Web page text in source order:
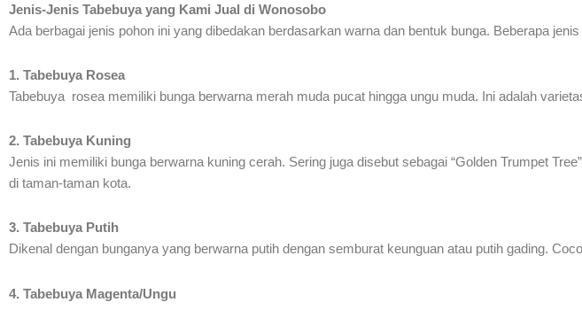
Jenis-Jenis Tabebuya yang Kami Jual di Wonosobo
Ada berbagai jenis pohon ini yang dibedakan berdasarkan warna dan bentuk bunga. Beberapa
1. Tabebuya Rosea
Tabebuya rosea memiliki bunga berwarna merah muda pucat hingga ungu muda. Ini adalah
2. Tabebuya Kuning
Jenis ini memiliki bunga berwarna kuning cerah. Sering juga disebut sebagai “Golden Trumpet
di taman-taman kota.
3. Tabebuya Putih
Dikenal dengan bunganya yang berwarna putih dengan semburat keunguan atau putih gading.
4. Tabebuya Magenta/Ungu